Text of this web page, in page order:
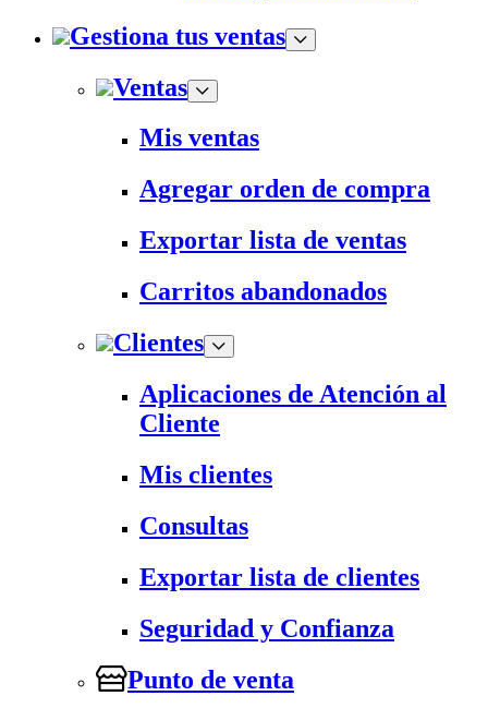
Gestiona tus ventas
Ventas
Mis ventas
Agregar orden de compra
Exportar lista de ventas
Carritos abandonados
Clientes
Aplicaciones de Atención al
Cliente
Mis clientes
Consultas
Exportar lista de clientes
Seguridad y Confianza
Punto de venta